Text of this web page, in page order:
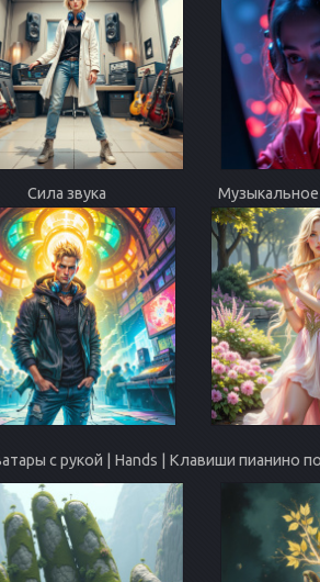
Сила звука
с рукой | Hands | Клавиши пианино